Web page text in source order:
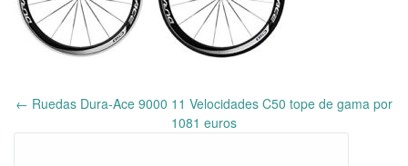
navigation
← Ruedas Dura-Ace 9000 11 Velocidades C50 tope de gama por
1081 euros